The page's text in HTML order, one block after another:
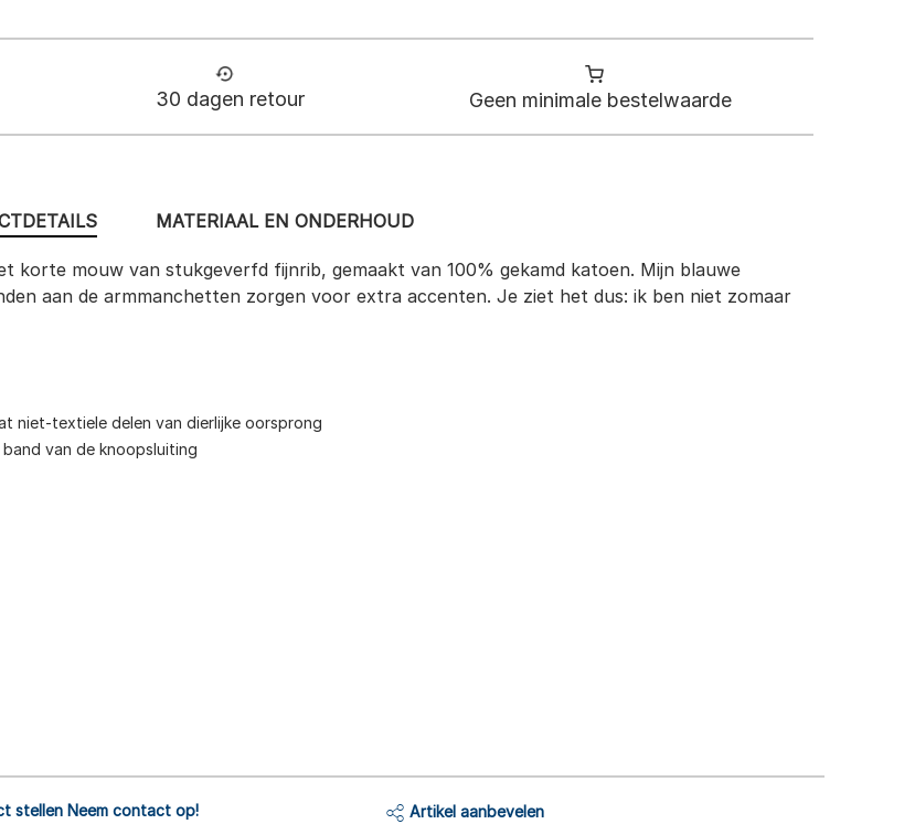
30 dagen retour Geen minimale bestelwaarde
korte mouw van stukgeverfd fijnrib, gemaakt van 100% gekamd katoen. Mijn blauwe
aan de armmanchetten zorgen voor extra accenten. Je ziet het dus: ik ben niet zomaar
niet-textiele delen van dierlijke oorsprong
van de knoopsluiting
MATERIAAL EN ONDERHOUD
stellen Neem contact op! Artikel aanbevelen